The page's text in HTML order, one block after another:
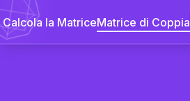
Calcola la MatriceMatrice di Coppia